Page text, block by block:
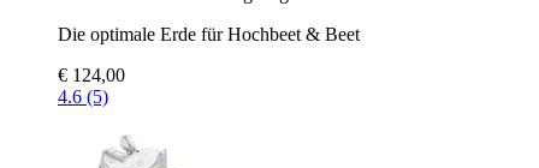
Die optimale Erde für Hochbeet & Beet
€ 124,00
4.6 (5)